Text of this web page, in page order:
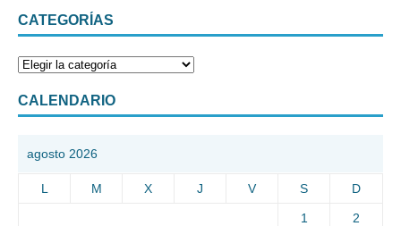
CATEGORÍAS
CALENDARIO
agosto 2026
L M X J V S D
1 2